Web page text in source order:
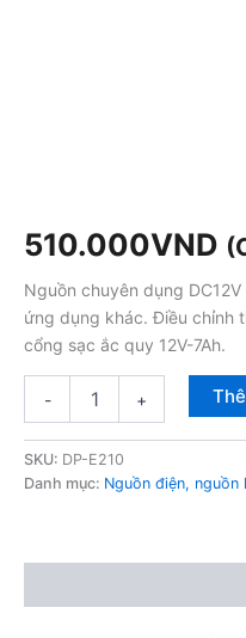
510.000VND
Nguồn chuyên dụng
ứng dụng khác. Điều chỉnh
cổng sạc ắc quy 12V-7Ah.
- +
SKU: DP-E210
Danh mục: Nguồn điện, nguồn